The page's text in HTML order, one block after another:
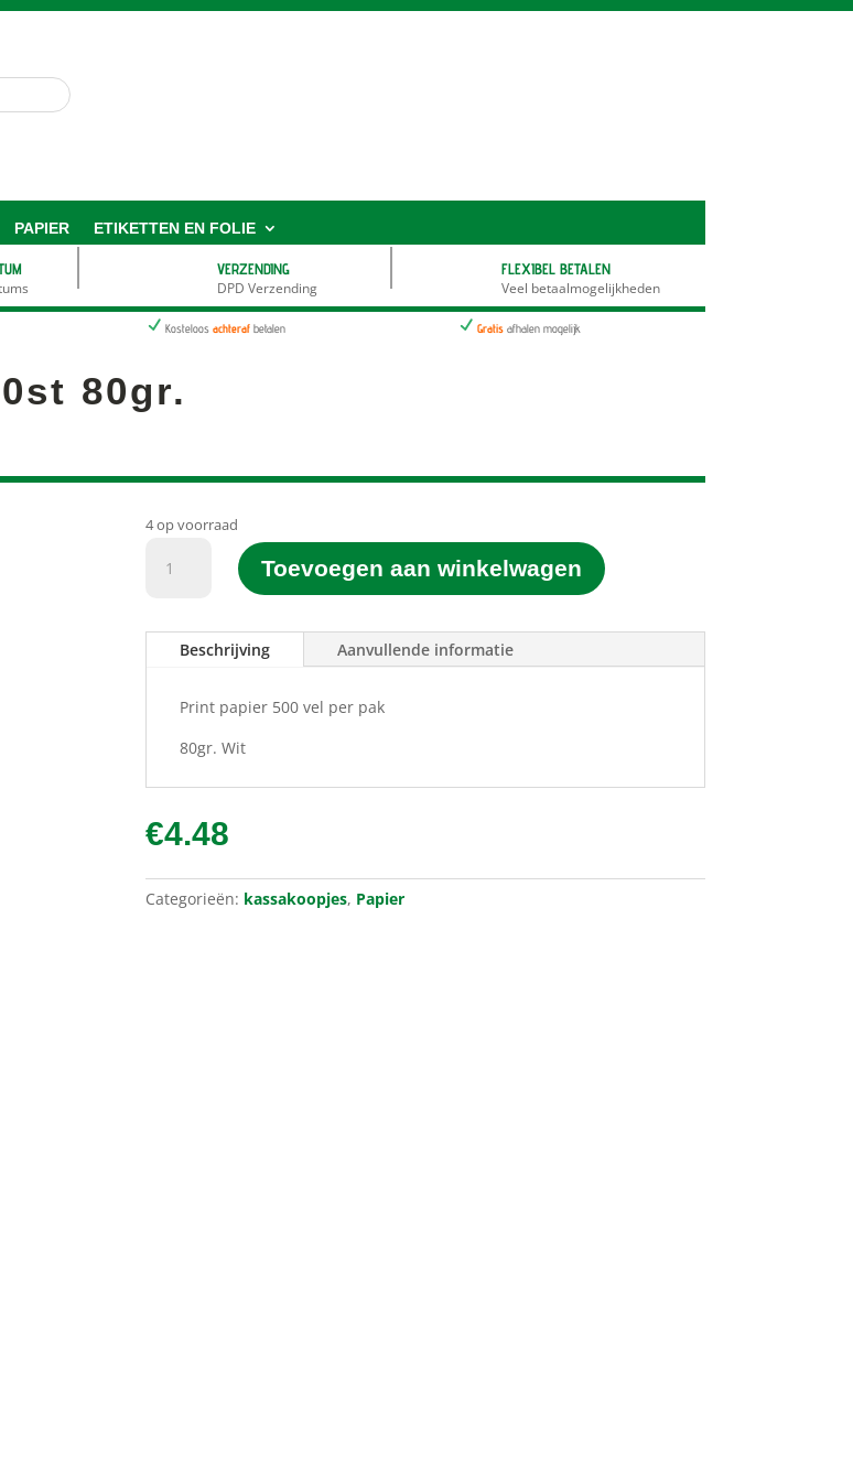
PAPIER ETIKETTEN EN FOLIE
VERZENDING
DPD Verzending
FLEXIBEL BETALEN
Veel betaalmogelijkheden
N Kosteloos achteraf betalen N Gratis afhalen mogelijk
80gr.
4 op voorraad
Papier
aantal
Toevoegen aan winkelwagen
Beschrijving Aanvullende informatie
Print papier 500 vel per pak
80gr. Wit
€4.48
Categorieën: kassakoopjes, Papier